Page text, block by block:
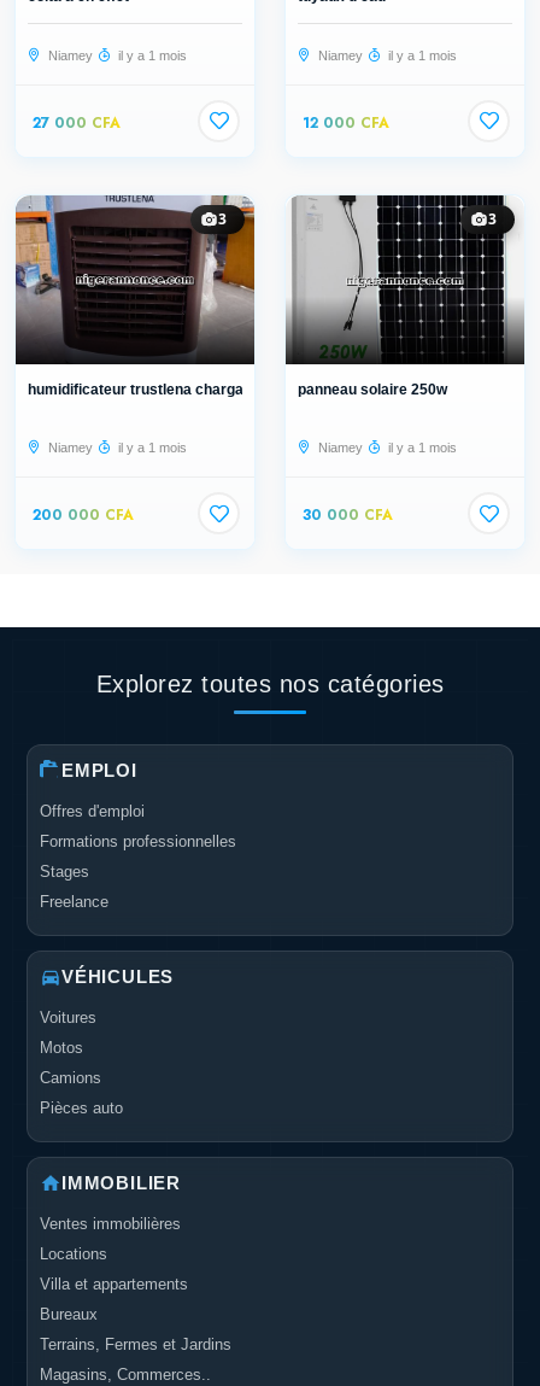
Niamey il y a 1 mois
27 000 CFA
Niamey il y a 1 mois
12 000 CFA
3
humidificateur trustlena chargable...
Niamey il y a 1 mois
200 000 CFA
3
panneau solaire 250w
Niamey il y a 1 mois
30 000 CFA
Explorez toutes nos catégories
EMPLOI
Offres d'emploi
Formations professionnelles
Stages
Freelance
VÉHICULES
Voitures
Motos
Camions
Pièces auto
IMMOBILIER
Ventes immobilières
Locations
Villa et appartements
Bureaux
Terrains, Fermes et Jardins
Magasins, Commerces..